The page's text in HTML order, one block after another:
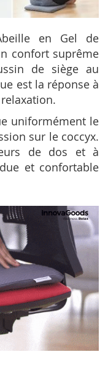
en Gel de
confort suprême
de siège au
est la réponse à
uniformément le
sur le coccyx.
de dos et à
et confortable